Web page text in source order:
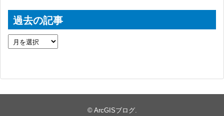
過去の記事
© ArcGISブログ.